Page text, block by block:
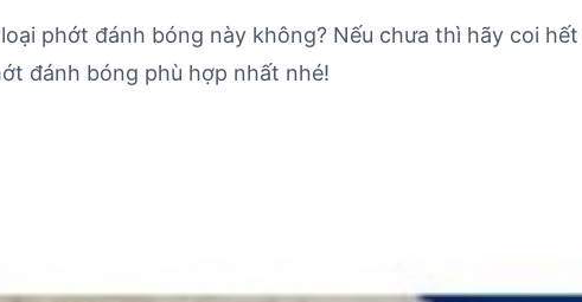
phớt đánh bóng này không? Nếu chưa thì hãy coi
đánh bóng phù hợp nhất nhé!